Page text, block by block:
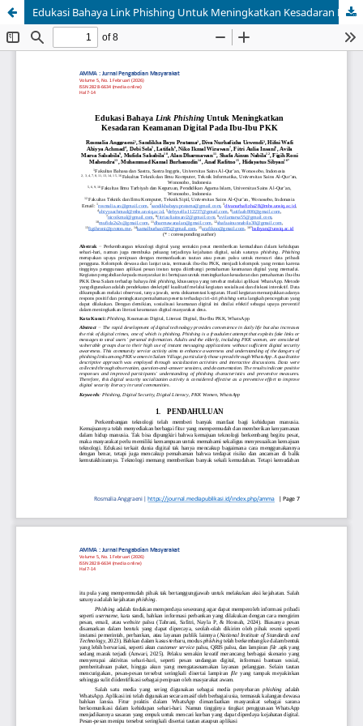
Edukasi Bahaya Link Phishing Untuk Meningkatkan Kesadaran Keamanan Digital Pada Ibu-Ibu PKK